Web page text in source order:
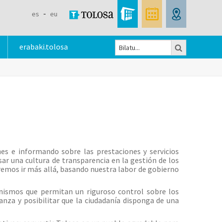
es eu
erabaki.tolosa
Bilaketa
e informando sobre las prestaciones y servicios
una cultura de transparencia en la gestión de los
ir más allá, basando nuestra labor de gobierno
que permitan un riguroso control sobre los
y posibilitar que la ciudadanía disponga de una